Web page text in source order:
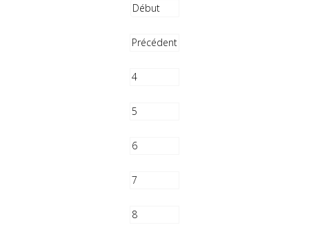
Début
Précédent
4
5
6
7
8